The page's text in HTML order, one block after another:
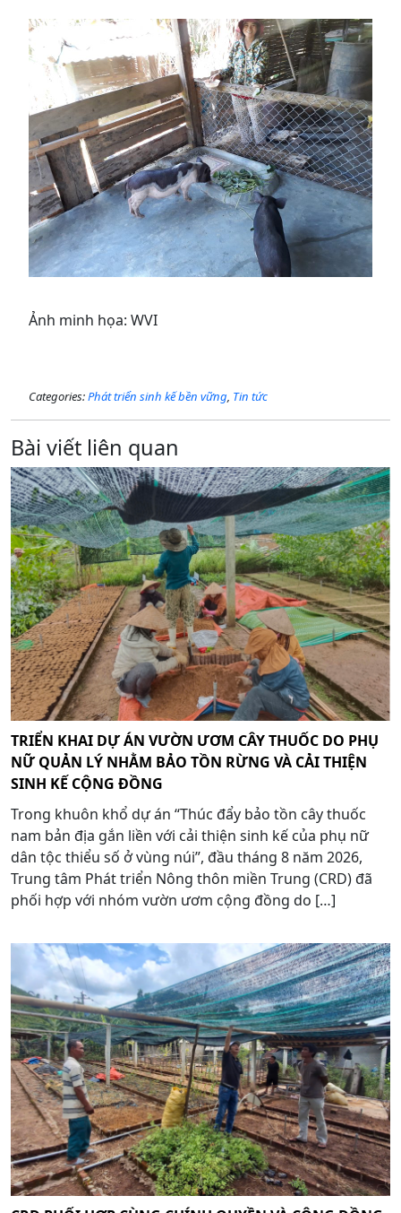
Ảnh minh họa: WVI
Categories:Phát triển sinh kế bền vững, Tin tức
Bài viết liên quan
TRIỂN KHAI DỰ ÁN VƯỜN ƯƠM CÂY THUỐC DO PHỤ
NỮ QUẢN LÝ NHẰM BẢO TỒN RỪNG VÀ CẢI THIỆN
SINH KẾ CỘNG ĐỒNG
Trong khuôn khổ dự án “Thúc đẩy bảo tồn cây thuốc
nam bản địa gắn liền với cải thiện sinh kế của phụ nữ
dân tộc thiểu số ở vùng núi”, đầu tháng 8 năm 2026,
Trung tâm Phát triển Nông thôn miền Trung (CRD) đã
phối hợp với nhóm vườn ươm cộng đồng do […]